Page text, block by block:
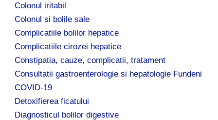
Colonul iritabil
Colonul si bolile sale
Complicatiile bolilor hepatice
Complicatiile cirozei hepatice
Constipatia, cauze, complicatii, tratament
Consultatii gastroenterologie si hepatologie Fundeni
COVID-19
Detoxifierea ficatului
Diagnosticul bolilor digestive